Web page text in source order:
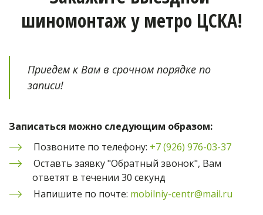
шиномонтаж у метро ЦСКА!
Приедем к Вам в срочном порядке по
записи!
Записаться можно следующим образом:
Позвоните по телефону: +7 (926) 976-03-37
Оставть заявку "Обратный звонок", Вам
ответят в течении 30 секунд
Напишите по почте: mobilniy-centr@mail.ru